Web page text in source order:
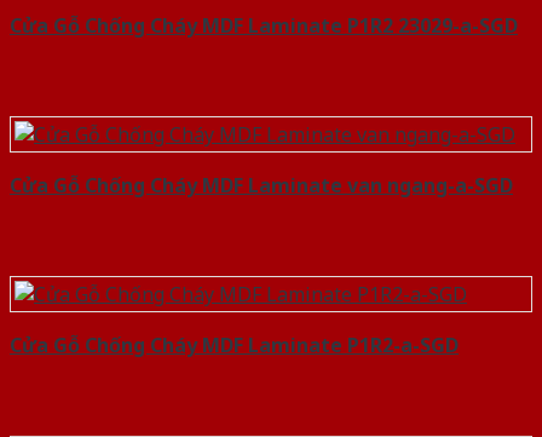
Cửa Gỗ Chống Cháy MDF Laminate P1R2 23029-a-SGD
Cửa Gỗ Chống Cháy MDF Laminate van ngang-a-SGD
Cửa Gỗ Chống Cháy MDF Laminate P1R2-a-SGD